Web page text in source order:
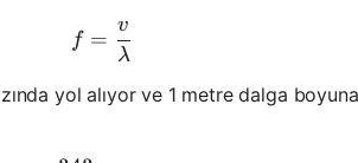
f = \frac{v}{\lambda}
f =
λ
v
yol alıyor ve 1 metre dalga